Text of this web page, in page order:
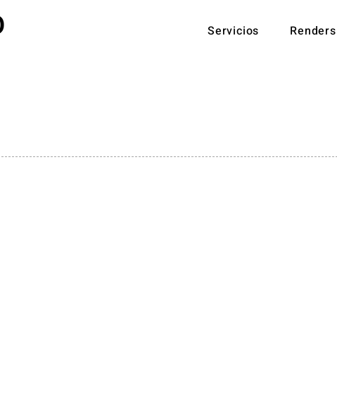
Servicios Renders